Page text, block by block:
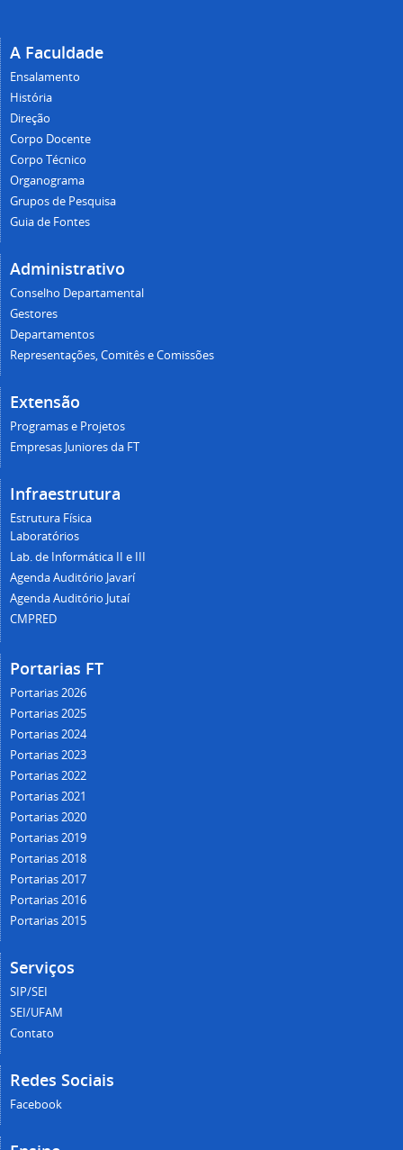
A Faculdade
Ensalamento
História
Direção
Corpo Docente
Corpo Técnico
Organograma
Grupos de Pesquisa
Guia de Fontes
Administrativo
Conselho Departamental
Gestores
Departamentos
Representações, Comitês e Comissões
Extensão
Programas e Projetos
Empresas Juniores da FT
Infraestrutura
Estrutura Física
Laboratórios
Lab. de Informática II e III
Agenda Auditório Javarí
Agenda Auditório Jutaí
CMPRED
Portarias FT
Portarias 2026
Portarias 2025
Portarias 2024
Portarias 2023
Portarias 2022
Portarias 2021
Portarias 2020
Portarias 2019
Portarias 2018
Portarias 2017
Portarias 2016
Portarias 2015
Serviços
SIP/SEI
SEI/UFAM
Contato
Redes Sociais
Facebook